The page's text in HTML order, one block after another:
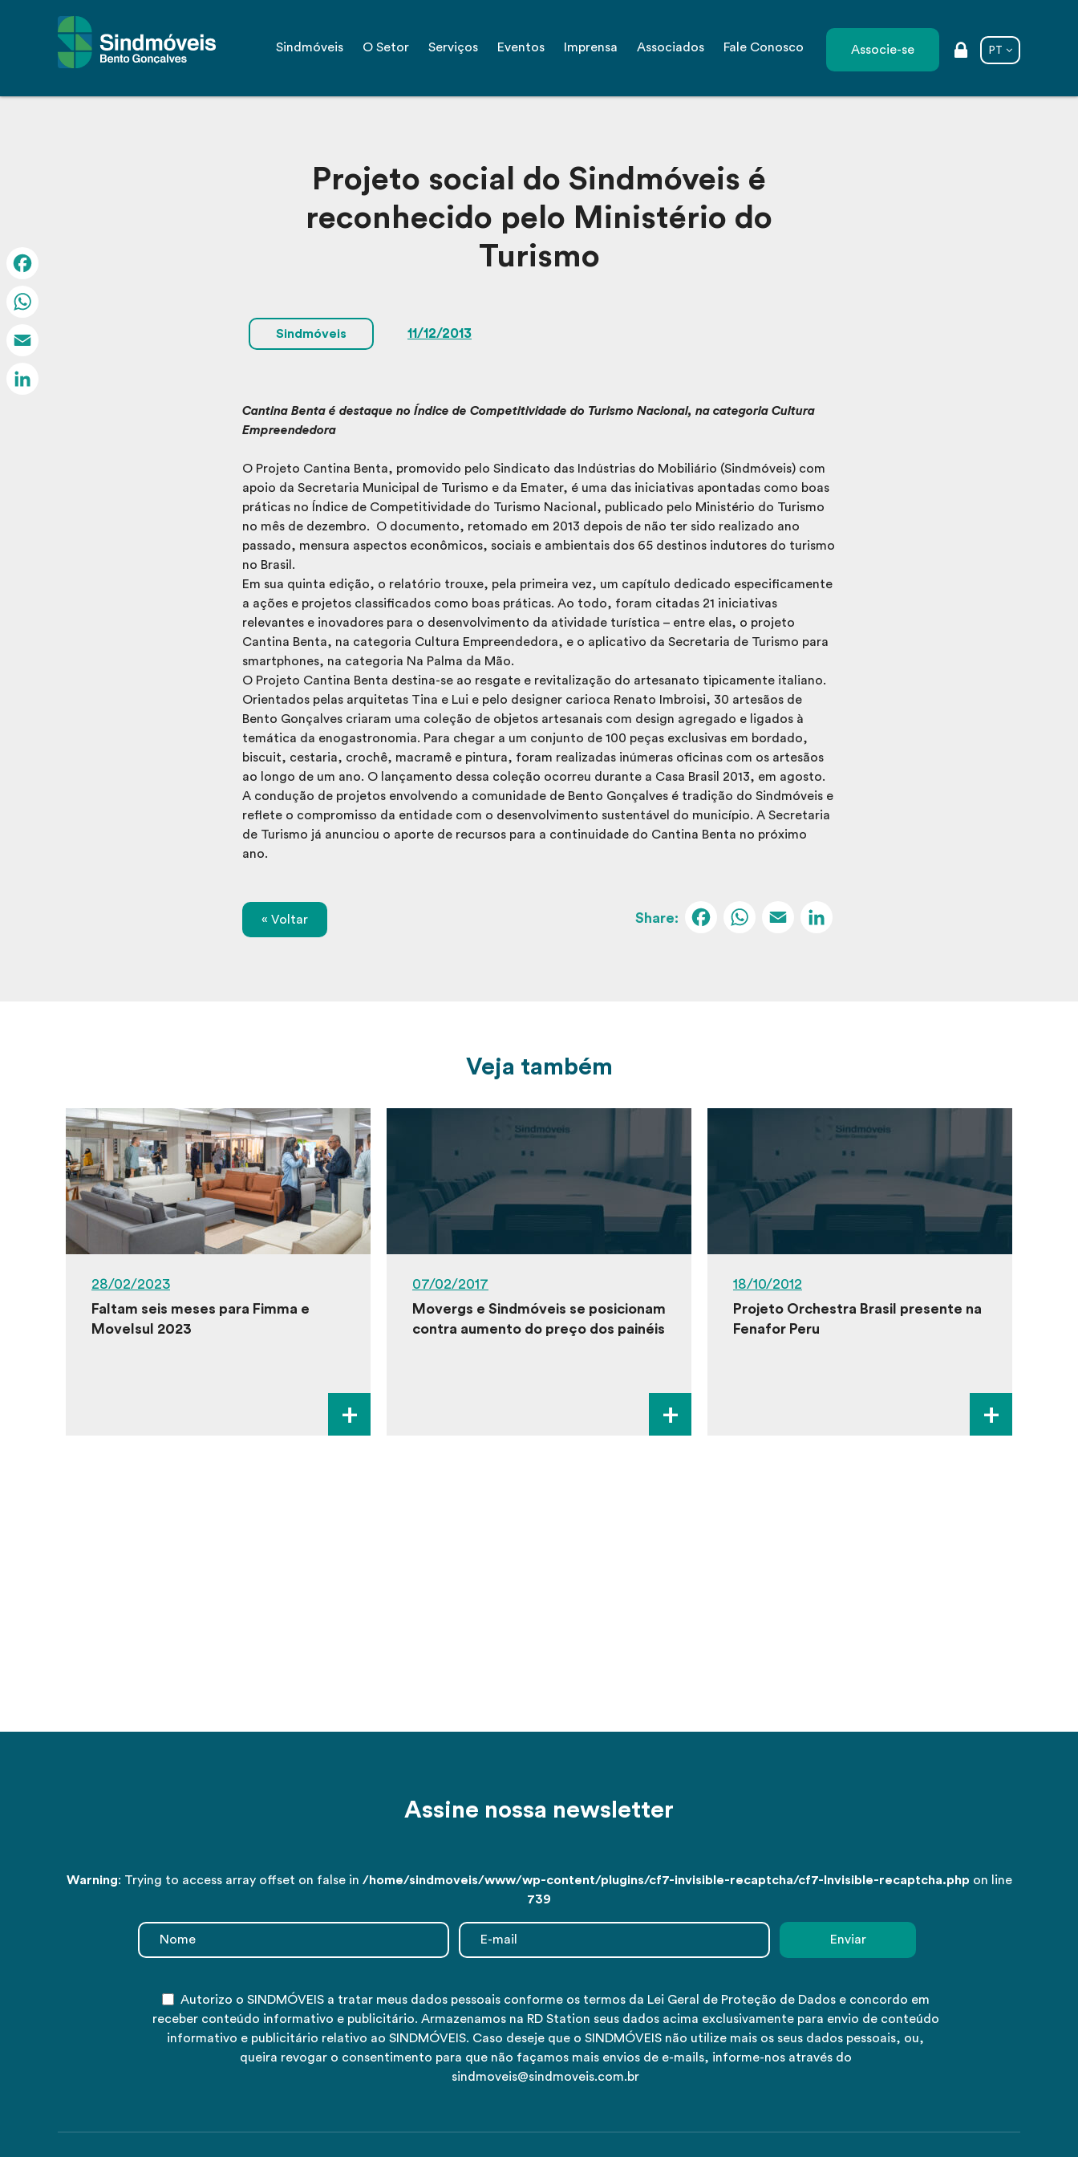
Sindmóveis O Setor Serviços Eventos Imprensa Associados Fale Conosco Associe-se PT
Projeto social do Sindmóveis é
reconhecido pelo Ministério do
Turismo
Sindmóveis 11/12/2013
Cantina Benta é destaque no Índice de Competitividade do Turismo Nacional, na categoria Cultura
Empreendedora
O Projeto Cantina Benta, promovido pelo Sindicato das Indústrias do Mobiliário (Sindmóveis) com
apoio da Secretaria Municipal de Turismo e da Emater, é uma das iniciativas apontadas como boas
práticas no Índice de Competitividade do Turismo Nacional, publicado pelo Ministério do Turismo
no mês de dezembro. O documento, retomado em 2013 depois de não ter sido realizado ano
passado, mensura aspectos econômicos, sociais e ambientais dos 65 destinos indutores do turismo
no Brasil.
Em sua quinta edição, o relatório trouxe, pela primeira vez, um capítulo dedicado especificamente
a ações e projetos classificados como boas práticas. Ao todo, foram citadas 21 iniciativas
relevantes e inovadores para o desenvolvimento da atividade turística – entre elas, o projeto
Cantina Benta, na categoria Cultura Empreendedora, e o aplicativo da Secretaria de Turismo para
smartphones, na categoria Na Palma da Mão.
O Projeto Cantina Benta destina-se ao resgate e revitalização do artesanato tipicamente italiano.
Orientados pelas arquitetas Tina e Lui e pelo designer carioca Renato Imbroisi, 30 artesãos de
Bento Gonçalves criaram uma coleção de objetos artesanais com design agregado e ligados à
temática da enogastronomia. Para chegar a um conjunto de 100 peças exclusivas em bordado,
biscuit, cestaria, crochê, macramê e pintura, foram realizadas inúmeras oficinas com os artesãos
ao longo de um ano. O lançamento dessa coleção ocorreu durante a Casa Brasil 2013, em agosto.
A condução de projetos envolvendo a comunidade de Bento Gonçalves é tradição do Sindmóveis e
reflete o compromisso da entidade com o desenvolvimento sustentável do município. A Secretaria
de Turismo já anunciou o aporte de recursos para a continuidade do Cantina Benta no próximo
ano.
« Voltar Facebook
WhatsApp
Email
Veja também
28/02/2023
Faltam seis meses para Fimma e
Movelsul 2023
+
07/02/2017
Movergs e Sindmóveis se posicionam
contra aumento do preço dos painéis
+
18/10/2012
Projeto Orchestra Brasil presente na
Fenafor Peru
+
Assine nossa newsletter
Warning: Trying to access array offset on false in /home/sindmoveis/www/wp-content/plugins/cf7-invisible-recaptcha/cf7-Invisible-recaptcha.php on line
739
Autorizo o SINDMÓVEIS a tratar meus dados pessoais conforme os termos da Lei Geral de Proteção de Dados e concordo em
receber conteúdo informativo e publicitário. Armazenamos na RD Station seus dados acima exclusivamente para envio de conteúdo
informativo e publicitário relativo ao SINDMÓVEIS. Caso deseje que o SINDMÓVEIS não utilize mais os seus dados pessoais, ou,
queira revogar o consentimento para que não façamos mais envios de e-mails, informe-nos através do
sindmoveis@sindmoveis.com.br
Facebook
Email